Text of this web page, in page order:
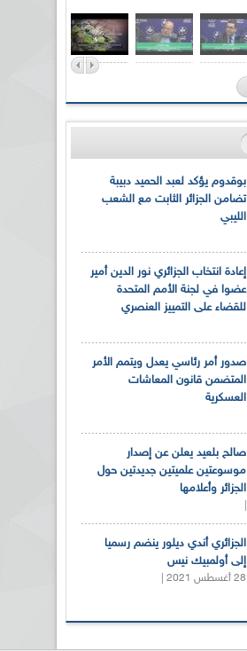
بوقدوم يؤكد لعبد الحميد دبيبة
تضامن الجزائر الثابت مع الشعب
الليبي
إعادة انتخاب الجزائري نور الدين أمير
عضوا في لجنة الأمم المتحدة
للقضاء على التمييز العنصري
صدور أمر رئاسي يعدل ويتمم الأمر
المتضمن قانون المعاشات
العسكرية
صالح بلعيد يعلن عن إصدار
موسوعتين علميتين جديدتين حول
الجزائر وأعلامها
الجزائري أندي ديلور ينضم رسميا
إلى أولمبيك نيس
28 أغسطس 2021 |